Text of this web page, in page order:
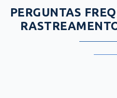
PERGUNTAS